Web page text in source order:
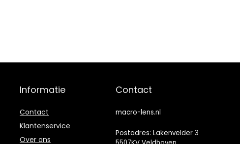
Informatie
Contact
Klantenservice
Over ons
Contact
macro-lens.nl
Postadres: Lakenvelder 3